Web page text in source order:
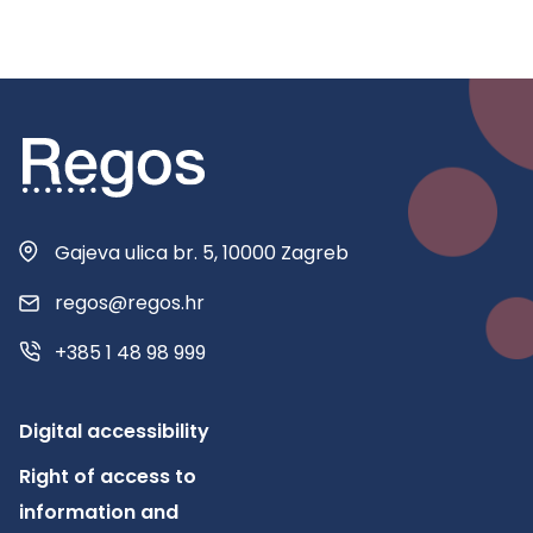
Gajeva ulica br. 5, 10000 Zagreb
regos@regos.hr
+385 1 48 98 999
Digital accessibility
Right of access to
information and